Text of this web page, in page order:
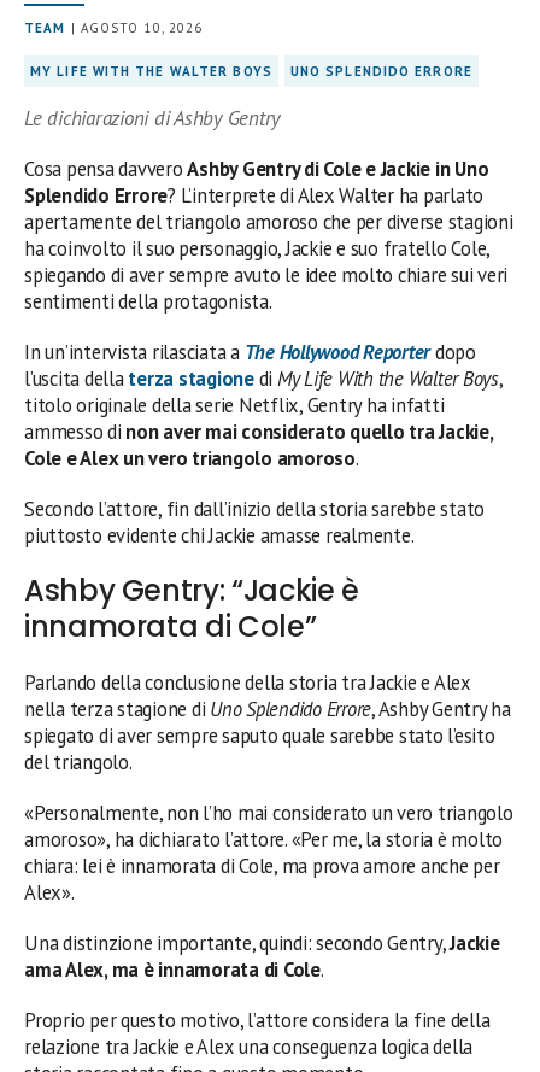
TEAM | AGOSTO 10, 2026
MY LIFE WITH THE WALTER BOYS UNO SPLENDIDO ERRORE
Le dichiarazioni di Ashby Gentry
Cosa pensa davveroAshby Gentry di Cole e Jackie in Uno
Splendido Errore? L’interprete di Alex Walter ha parlato
apertamente del triangolo amoroso che per diverse stagioni
ha coinvolto il suo personaggio, Jackie e suo fratello Cole,
spiegando di aver sempre avuto le idee molto chiare sui veri
sentimenti della protagonista.
In un’intervista rilasciata a The Hollywood Reporterdopo
l’uscita dellaterza stagionedi My Life With the Walter Boys,
titolo originale della serie Netflix, Gentry ha infatti
ammesso di non aver mai considerato quello tra Jackie,
Cole e Alex un vero triangolo amoroso.
Secondo l’attore, fin dall’inizio della storia sarebbe stato
piuttosto evidente chi Jackie amasse realmente.
Ashby Gentry: “Jackie è
innamorata di Cole”
Parlando della conclusione della storia tra Jackie e Alex
nella terza stagione di Uno Splendido Errore, Ashby Gentry ha
spiegato di aver sempre saputo quale sarebbe stato l’esito
del triangolo.
«Personalmente, non l’ho mai considerato un vero triangolo
amoroso», ha dichiarato l’attore. «Per me, la storia è molto
chiara: lei è innamorata di Cole, ma prova amore anche per
Alex».
Una distinzione importante, quindi: secondo Gentry,Jackie
ama Alex, ma è innamorata di Cole.
Proprio per questo motivo, l’attore considera la fine della
relazione tra Jackie e Alex una conseguenza logica della